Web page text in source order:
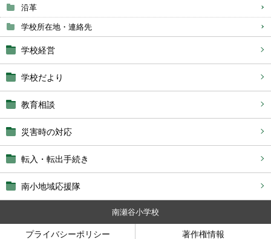
沿革
学校所在地・連絡先
学校経営
学校だより
教育相談
災害時の対応
転入・転出手続き
南小地域応援隊
南瀬谷小学校
プライバシーポリシー 著作権情報